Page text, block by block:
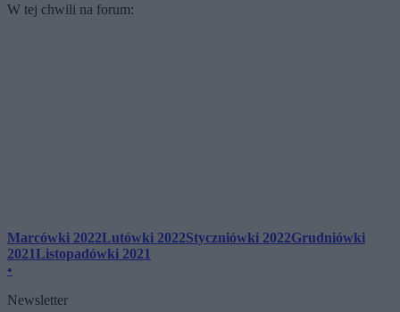
W tej chwili na forum:
Marcówki 2022Lutówki 2022Styczniówki 2022Grudniówki
2021Listopadówki 2021
•
Newsletter